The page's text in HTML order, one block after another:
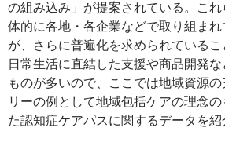
の組み込み」が提案されている。こ
体的に各地・各企業などで取り組ま
が、さらに普遍化を求められている
日常生活に直結した支援や商品開発
ものが多いので、ここでは地域資源
リーの例として地域包括ケアの理念
た認知症ケアパスに関するデータを紹